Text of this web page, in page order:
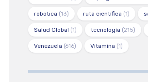
robotica (13) ruta científica (1)
Salud Global (1) tecnología (215)
Venezuela (616) Vitamina (1)